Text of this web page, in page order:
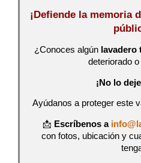
¡Defiende la memoria
¿Conoces algún lavadero
deteriorado
¡No lo
Ayúdanos a proteger este
📩 Escríbenos a
con fotos, ubicación y